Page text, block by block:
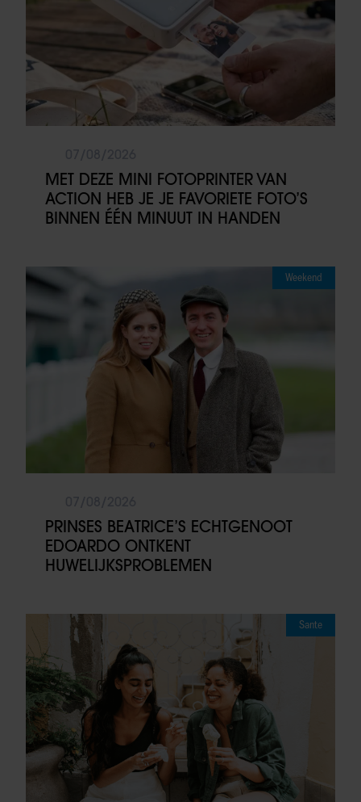
MET DEZE MINI FOTOPRINTER VAN
ACTION HEB JE JE FAVORIETE FOTO’S
BINNEN ÉÉN MINUUT IN HANDEN
Weekend
PRINSES BEATRICE’S ECHTGENOOT
EDOARDO ONTKENT
HUWELIJKSPROBLEMEN
Sante